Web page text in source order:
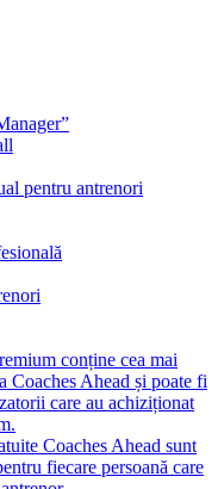
pentru antrenori
conține cea mai
Coaches Ahead și poate fi
care au achiziționat
Coaches Ahead sunt
fiecare persoană care